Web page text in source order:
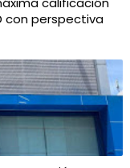
con perspectiva